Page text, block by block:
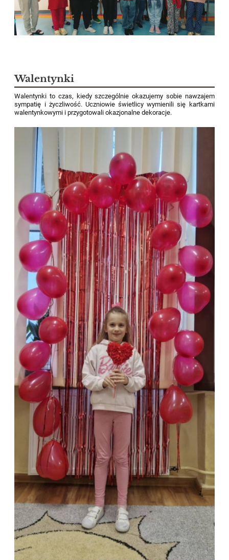
Walentynki
Walentynki to czas, kiedy szczególnie okazujemy sobie nawzajem
sympatię i życzliwość. Uczniowie świetlicy wymienili się kartkami
walentynkowymi i przygotowali okazjonalne dekoracje.